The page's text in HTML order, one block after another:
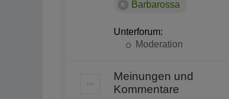
Barbarossa
Unterforum:
Moderation
Meinungen und
Kommentare